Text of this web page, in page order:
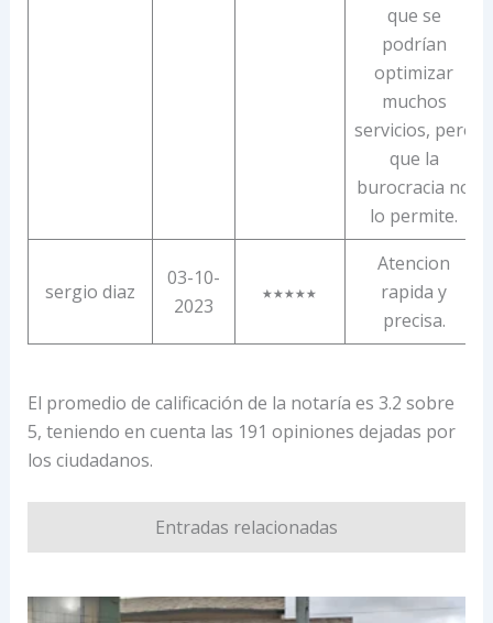
que se
podrían
optimizar
muchos
servicios, pero
que la
burocracia no
lo permite.
sergio diaz
03-10-
2023
★★★★★
Atencion
rapida y
precisa.
El promedio de calificación de la notaría es 3.2 sobre
5, teniendo en cuenta las 191 opiniones dejadas por
los ciudadanos.
Entradas relacionadas